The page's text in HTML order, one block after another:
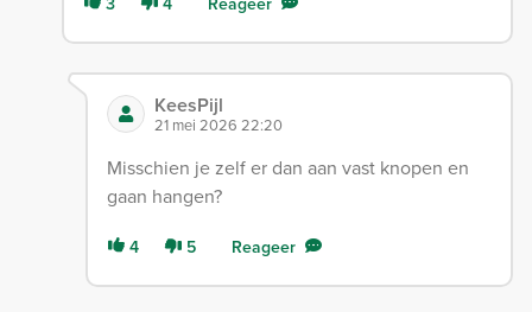
KeesPijl
21 mei 2026 22:20
Misschien je zelf er dan aan vast knopen en
gaan hangen?
4 5 Reageer